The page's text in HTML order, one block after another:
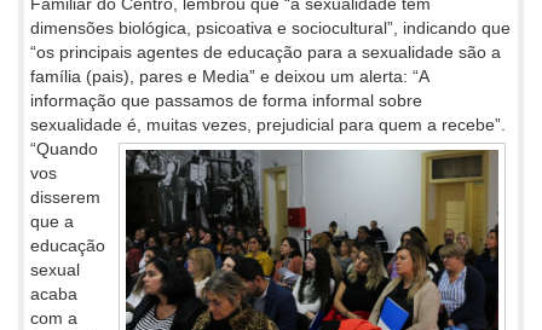
dimensões biológica, psicoativa e sociocultural”, indicando que
“os principais agentes de educação para a sexualidade são a
família (pais), pares e Media” e deixou um alerta: “A
informação que passamos de forma informal sobre
sexualidade é, muitas vezes, prejudicial para quem a recebe”.
“Quando
vos
disserem
que a
educação
sexual
acaba
com a